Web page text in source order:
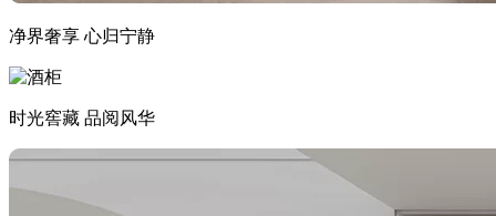
净界奢享 心归宁静
时光窖藏 品阅风华